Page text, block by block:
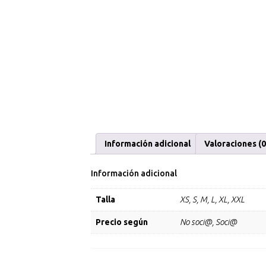
Información adicional Valoraciones
Información adicional
Talla XS, S, M, L, XL, XXL
Precio según No soci@, Soci@